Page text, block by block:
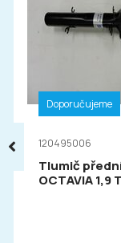
Doporučujeme
120495006
Tlumič
OCTAVIA 1,9